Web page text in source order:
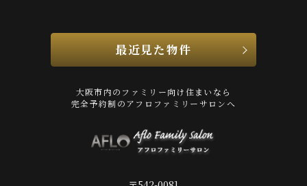
最近見た物件
大阪市内のファミリー向け住まいなら
完全予約制のアフロファミリーサロンへ